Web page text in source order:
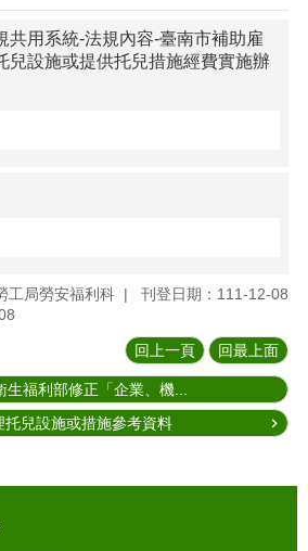
共用系統-法規內容-臺南市補助雇
兒設施或提供托兒措施經費實施辦
工局勞安福利科
刊登日期：111-12-08
回上一頁 回最上面
生福利部修正「企業、機...
托兒設施或措施參考資料